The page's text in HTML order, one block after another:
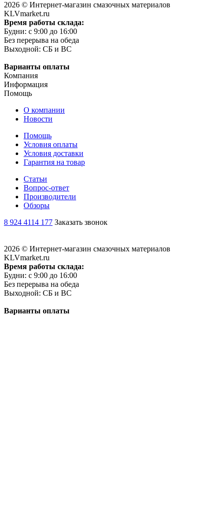
2026 © Интернет-магазин смазочных материалов
KLVmarket.ru
Время работы склада:
Будни: c 9:00 до 16:00
Без перерыва на обеда
Выходной: СБ и ВС
Варианты оплаты
Компания
Информация
Помощь
О компании
Новости
Помощь
Условия оплаты
Условия доставки
Гарантия на товар
Статьи
Вопрос-ответ
Производители
Обзоры
8 924 4114 177 Заказать звонок
2026 © Интернет-магазин смазочных материалов
KLVmarket.ru
Время работы склада:
Будни: c 9:00 до 16:00
Без перерыва на обеда
Выходной: СБ и ВС
Варианты оплаты